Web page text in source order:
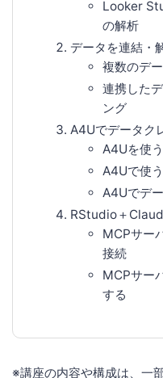
Looker
の解析
データを連結・
複数のデ
連携した
ング
A4Uでデータク
A4Uを使
A4Uで使
A4Uでデ
RStudio＋
MCPサー
接続
MCPサー
する
※講座の内容や構成は、一